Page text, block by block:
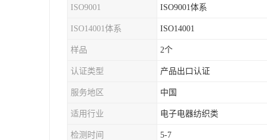
ISO9001 ISO9001体系
ISO14001体系 ISO14001
样品 2个
认证类型 产品出口认证
服务地区 中国
适用行业 电子电器纺织类
检测时间 5-7